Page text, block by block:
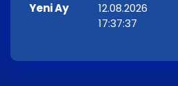
Yeni Ay
12.08.2026
17:37:37